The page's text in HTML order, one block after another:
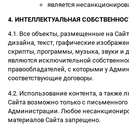
является
4. ИНТЕЛЛЕКТУАЛЬНАЯ
4.1. Все объекты, размещенные на
дизайна, текст, графические
скрипты, программы, музыка, звуки и
являются исключительной
правообладателей, с которыми у
соответствующие договоры.
4.2. Использование контента, а также
Сайта возможно только с
Администрации. Любое
материалов Сайта запрещено.